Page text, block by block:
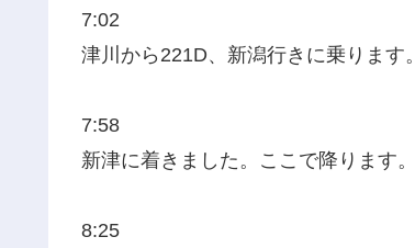
7:02
津川から221D、新潟行きに乗ります。
7:58
新津に着きました。ここで降ります。
8:25